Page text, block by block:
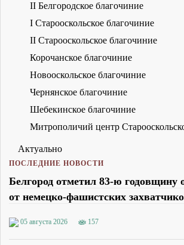
II Белгородское благочиние
I Старооскольское благочиние
II Старооскольское благочиние
Корочанское благочиние
Новооскольское благочиние
Чернянское благочиние
Шебекинское благочиние
Митрополичий центр
Актуально
ПОСЛЕДНИЕ НОВОСТИ
Белгород отметил 83-ю годовщину
от немецко-фашистских
05 августа 2026 157